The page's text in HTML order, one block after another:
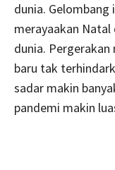
dunia.
merayaakan Natal
dunia.
baru tak
sadar makin
pandemi makin